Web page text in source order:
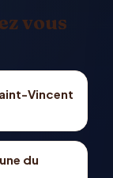
vous
Vincent
du